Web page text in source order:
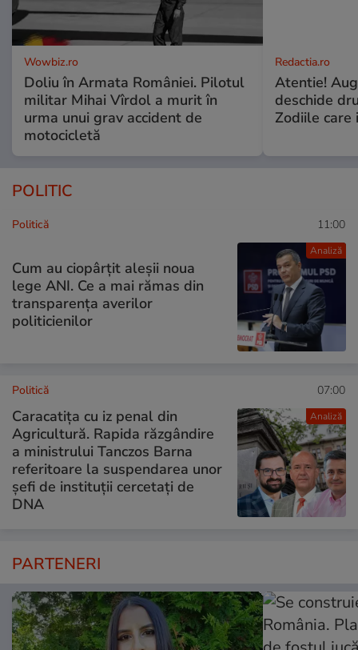
Wowbiz.ro
Doliu în Armata României. Pilotul
militar Mihai Vîrdol a murit în
urma unui grav accident de
motocicletă
Redactia.ro
Atentie!
deschide
Zodiile care
POLITIC
Analiză
Politică 11:00
Cum au ciopârțit aleșii noua
lege ANI. Ce a mai rămas din
transparența averilor
politicienilor
Analiză
Politică 07:00
Caracatița cu iz penal din
Agricultură. Rapida răzgândire
a ministrului Tanczos Barna
referitoare la suspendarea unor
șefi de instituții cercetați de
DNA
PARTENERI